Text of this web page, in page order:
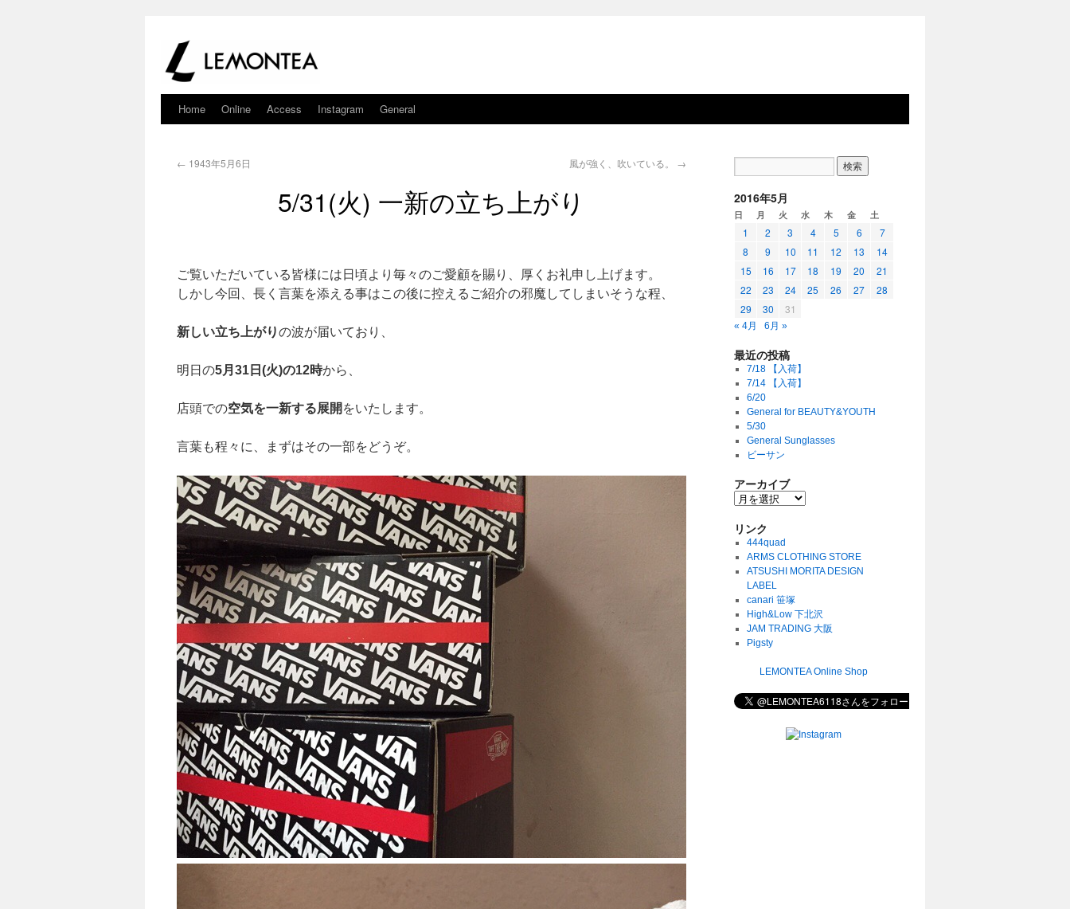
Home Online Access Instagram General
← 1943年5月6日 風が強く、吹いている。 →
5/31(火) 一新の立ち上がり
ご覧いただいている皆様には日頃より毎々のご愛顧を賜り、厚くお礼申し上げます。
しかし今回、長く言葉を添える事はこの後に控えるご紹介の邪魔してしまいそうな程、
新しい立ち上がりの波が届いており、
明日の5月31日(火)の12時から、
店頭での空気を一新する展開 をいたします。
言葉も程々に、まずはその一部をどうぞ。
2016年5月
日 月 火 水 木 金 土
1 2 3 4 5 6
7
8
9 10 11 12 13
14
15
16 17 18 19 20
21
22
23 24 25 26 27
28
29
30 31
« 4月 6月 »
最近の投稿
7/18 【入荷】
7/14 【入荷】
6/20
General for BEAUTY&YOUTH
5/30
General Sunglasses
ビーサン
アーカイブ
リンク
444quad
ARMS CLOTHING STORE
ATSUSHI MORITA DESIGN
LABEL
canari 笹塚
High&Low 下北沢
JAM TRADING 大阪
Pigsty
LEMONTEA Online Shop